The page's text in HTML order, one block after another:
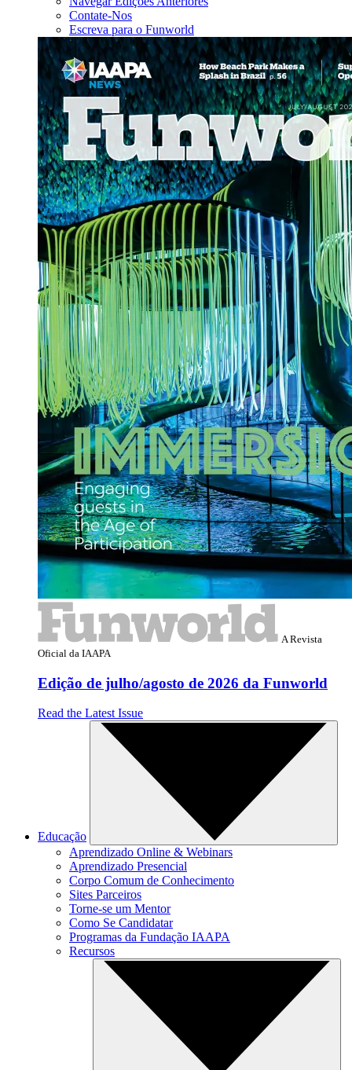
Contate-Nos
Escreva para o Funworld
A Revista
Oficial da IAAPA
Edição de julho/agosto de 2026 da Funworld
Read the Latest Issue
Educação
Aprendizado Online & Webinars
Aprendizado Presencial
Corpo Comum de Conhecimento
Sites Parceiros
Torne-se um Mentor
Como Se Candidatar
Programas da Fundação IAAPA
Recursos